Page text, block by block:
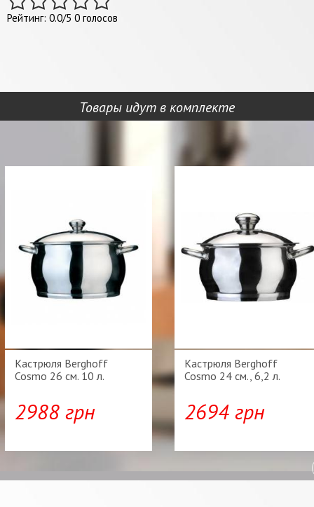
Рейтинг: 0.0/5 0 голосов
Товары идут в комплекте
Кастрюля Berghoff
Cosmo 26 см. 10 л.
2988 грн
Кастрюля Berghoff
Cosmo 24 см., 6,2 л.
2694 грн